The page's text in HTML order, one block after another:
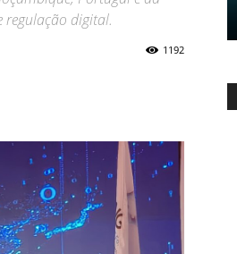
regulação digital.
1192